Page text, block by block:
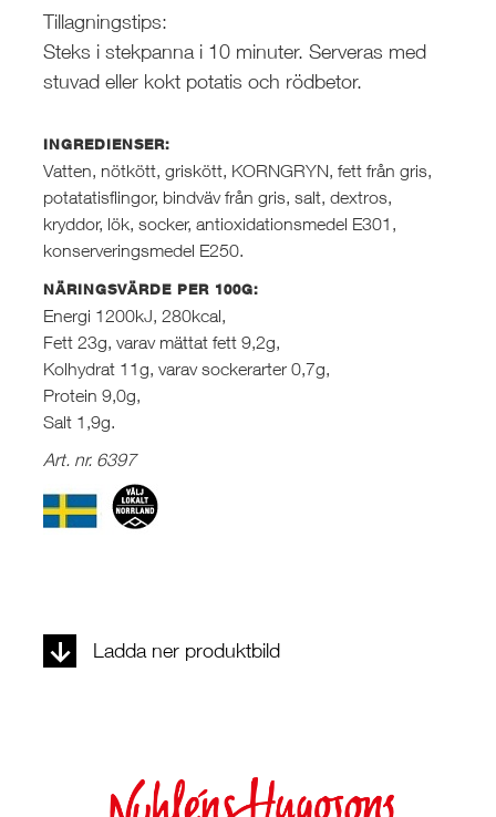
Tillagningstips:
Steks i stekpanna i 10 minuter. Serveras med
stuvad eller kokt potatis och rödbetor.
INGREDIENSER:
Vatten, nötkött, griskött, KORNGRYN, fett från gris,
potatatisflingor, bindväv från gris, salt, dextros,
kryddor, lök, socker, antioxidationsmedel E301,
konserveringsmedel E250.
NÄRINGSVÄRDE PER 100G:
Energi 1200kJ, 280kcal,
Fett 23g, varav mättat fett 9,2g,
Kolhydrat 11g, varav sockerarter 0,7g,
Protein 9,0g,
Salt 1,9g.
Art. nr. 6397
Ladda ner produktbild